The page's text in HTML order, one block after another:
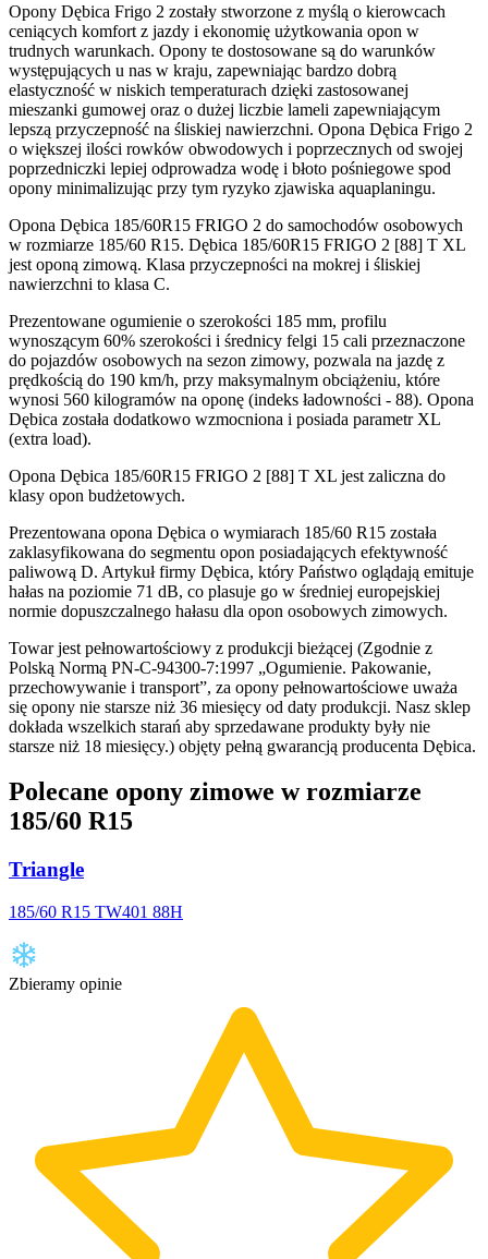
Opony Dębica Frigo 2 zostały stworzone z myślą o kierowcach
ceniących komfort z jazdy i ekonomię użytkowania opon w
trudnych warunkach. Opony te dostosowane są do warunków
występujących u nas w kraju, zapewniając bardzo dobrą
elastyczność w niskich temperaturach dzięki zastosowanej
mieszanki gumowej oraz o dużej liczbie lameli zapewniającym
lepszą przyczepność na śliskiej nawierzchni. Opona Dębica Frigo 2
o większej ilości rowków obwodowych i poprzecznych od swojej
poprzedniczki lepiej odprowadza wodę i błoto pośniegowe spod
opony minimalizując przy tym ryzyko zjawiska aquaplaningu.
Opona Dębica 185/60R15 FRIGO 2 do samochodów osobowych
w rozmiarze 185/60 R15. Dębica 185/60R15 FRIGO 2 [88] T XL
jest oponą zimową. Klasa przyczepności na mokrej i śliskiej
nawierzchni to klasa C.
Prezentowane ogumienie o szerokości 185 mm, profilu
wynoszącym 60% szerokości i średnicy felgi 15 cali przeznaczone
do pojazdów osobowych na sezon zimowy, pozwala na jazdę z
prędkością do 190 km/h, przy maksymalnym obciążeniu, które
wynosi 560 kilogramów na oponę (indeks ładowności - 88). Opona
Dębica została dodatkowo wzmocniona i posiada parametr XL
(extra load).
Opona Dębica 185/60R15 FRIGO 2 [88] T XL jest zaliczna do
klasy opon budżetowych.
Prezentowana opona Dębica o wymiarach 185/60 R15 została
zaklasyfikowana do segmentu opon posiadających efektywność
paliwową D. Artykuł firmy Dębica, który Państwo oglądają emituje
hałas na poziomie 71 dB, co plasuje go w średniej europejskiej
normie dopuszczalnego hałasu dla opon osobowych zimowych.
Towar jest pełnowartościowy z produkcji bieżącej (Zgodnie z
Polską Normą PN-C-94300-7:1997 „Ogumienie. Pakowanie,
przechowywanie i transport”, za opony pełnowartościowe uważa
się opony nie starsze niż 36 miesięcy od daty produkcji. Nasz sklep
dokłada wszelkich starań aby sprzedawane produkty były nie
starsze niż 18 miesięcy.) objęty pełną gwarancją producenta Dębica.
Polecane opony zimowe w rozmiarze
185/60 R15
Triangle
185/60 R15 TW401 88H
Zbieramy opinie